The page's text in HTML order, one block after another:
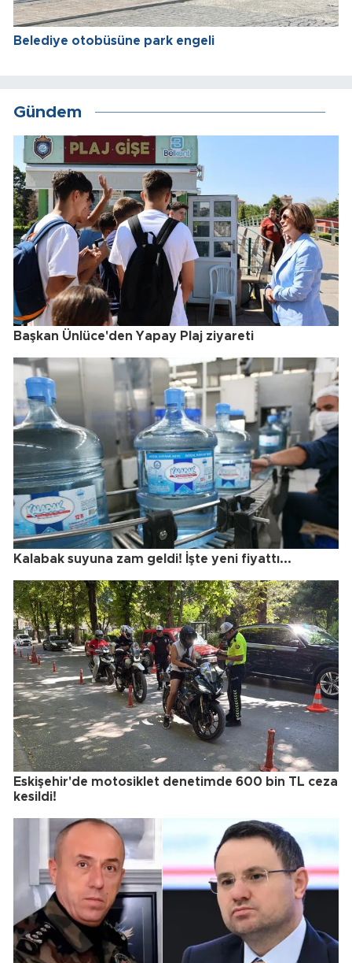
Belediye otobüsüne park engeli
Gündem
Başkan Ünlüce'den Yapay Plaj ziyareti
Kalabak suyuna zam geldi! İşte yeni fiyattı...
Eskişehir'de motosiklet denetimde 600 bin TL ceza
kesildi!